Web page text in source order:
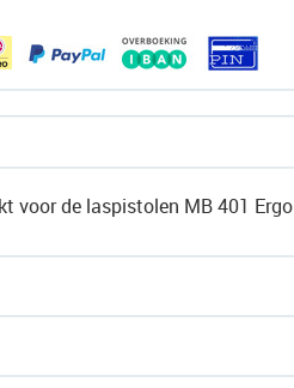
voor de laspistolen MB 401 Ergo